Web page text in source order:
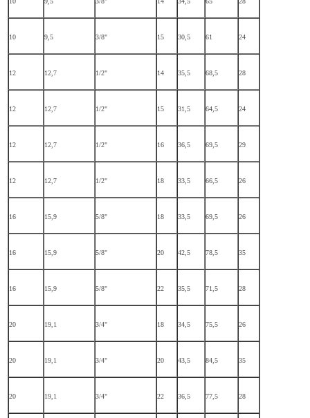
10 9,5 3/8" 15 30,5 61 24
12 12,7 1/2" 14 35,5 68,5 28
12 12,7 1/2" 15 31,5 64,5 24
12 12,7 1/2" 16 36,5 69,5 29
12 12,7 1/2" 18 33,5 66,5 26
16 15,9 5/8" 18 33,5 69,5 26
16 15,9 5/8" 20 42,5 78,5 35
16 15,9 5/8" 22 35,5 71,5 28
20 19,1 3/4" 18 34,5 75,5 26
20 19,1 3/4" 20 43,5 84,5 35
20 19,1 3/4" 22 36,5 77,5 28